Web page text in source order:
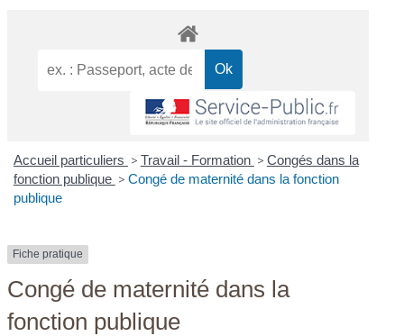
Accueil particuliers > Travail - Formation > Congés dans la
fonction publique > Congé de maternité dans la fonction
publique
Fiche pratique
Congé de maternité dans la
fonction publique